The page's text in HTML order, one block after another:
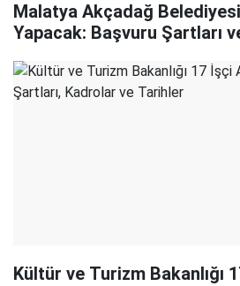
Malatya Akçadağ Belediyesi
Yapacak: Başvuru Şartları
Kültür ve Turizm Bakanlığı